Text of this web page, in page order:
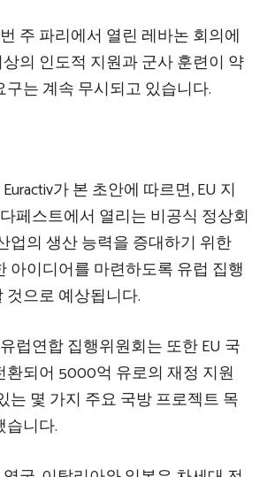
주 파리에서 열린 레바논 회의에
의 인도적 지원과 군사 훈련이 약
는 계속 무시되고 있습니다.
Euractiv가 본 초안에 따르면, EU 지
페스트에서 열리는 비공식 정상회
업의 생산 능력을 증대하기 위한
아이디어를 마련하도록 유럽 집행
으로 예상됩니다.
유럽연합 집행위원회는 또한 EU 국
환되어 5000억 유로의 재정 지원
는 몇 가지 주요 국방 프로젝트 목
습니다.